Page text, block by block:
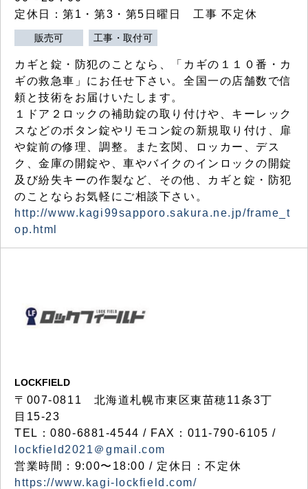
定休日：第1・第3・第5日曜日 工事 不定休
販売可 工事・取付可
カギと錠・防犯のことなら、「カギの１１０番・カ
ギの救急車」にお任せ下さい。全国一の店舗数で信
頼と技術をお届けいたします。
１ドア２ロックの補助錠の取り付けや、キーレック
スなどのボタン錠やリモコン錠の新規取り付け、扉
や錠前の修理、調整。また玄関、ロッカー、デス
ク、金庫の開錠や、車やバイクのインロックの開錠
及び紛失キーの作製など、その他、カギと錠・防犯
のことならお気軽にご相談下さい。
http://www.kagi99sapporo.sakura.ne.jp/frame_t
op.html
LOCKFIELD
〒007-0811 北海道札幌市東区東苗穂11条3丁
目15-23
TEL：080-6881-4544 / FAX：011-790-6105 /
lockfield2021＠gmail.com
営業時間：9:00〜18:00 / 定休日：不定休
https://www.kagi-lockfield.com/